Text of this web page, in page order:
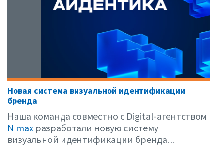
Новая система визуальной идентификации
бренда
Наша команда совместно с Digital-агентством
Nimax разработали новую систему
визуальной идентификации бренда....